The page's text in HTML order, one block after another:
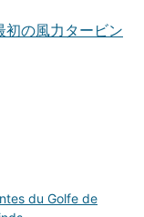
初の風力タービン
du Golfe de